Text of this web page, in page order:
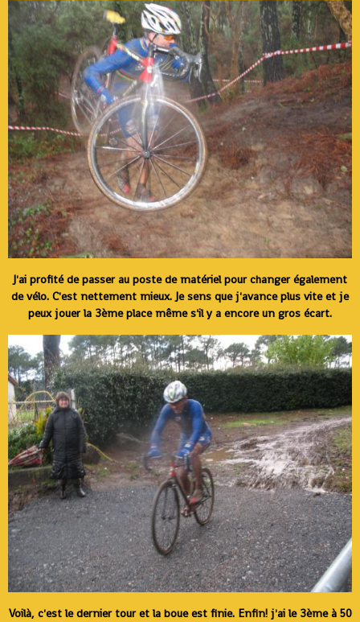
J'ai profité de passer au poste de matériel pour changer également
de vélo. C'est nettement mieux. Je sens que j'avance plus vite et je
peux jouer la 3ème place même s'il y a encore un gros écart.
Voilà, c'est le dernier tour et la boue est finie. Enfin! j'ai le 3ème à 50